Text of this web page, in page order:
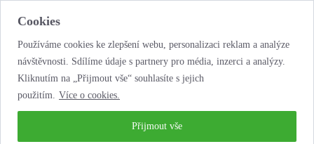
Cookies
Používáme cookies ke zlepšení webu, personalizaci reklam a analýze
návštěvnosti. Sdílíme údaje s partnery pro média, inzerci a analýzy.
Kliknutím na „Přijmout vše“ souhlasíte s jejich
použitím. Více o cookies.
Přijmout vše
...neobyčejná jízda životem!